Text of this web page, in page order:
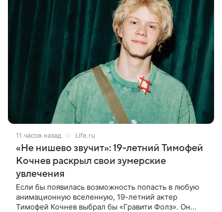
11 часов назад Life.ru
«Не нишево звучит»: 19-летний Тимофей
Кочнев раскрыл свои зумерские
увлечения
Если бы появилась возможность попасть в любую
анимационную вселенную, 19-летний актер
Тимофей Кочнев выбрал бы «Гравити Фолз». Он